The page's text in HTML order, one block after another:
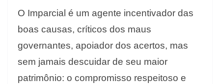
O Imparcial é um agente incentivador das
boas causas, críticos dos maus
governantes, apoiador dos acertos, mas
sem jamais descuidar de seu maior
patrimônio: o compromisso respeitoso e